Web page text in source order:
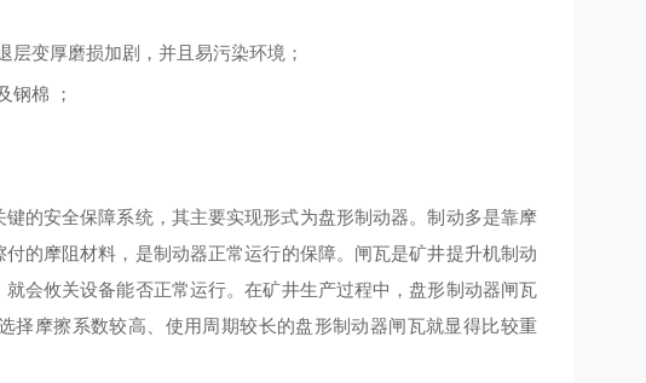
层变厚磨损加剧，并且 易污染环境；
钢棉
；
的安全保障系统，其主要实现形式为盘形制动器。制动多是靠摩
的摩阻材料，是制动器正常运行的保障。闸瓦是矿井提升机制动
就会攸关设备能否正常运行。在矿井生产过程中，盘形制动器闸瓦
择摩擦系数较高、使用周期较长的盘形制动器闸瓦就显得比较重